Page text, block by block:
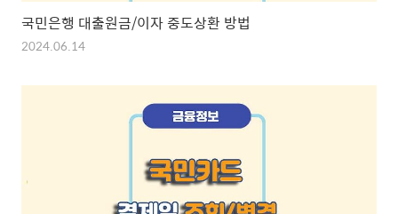
국민은행 대출원금/이자 중도상환 방법
2024.06.14